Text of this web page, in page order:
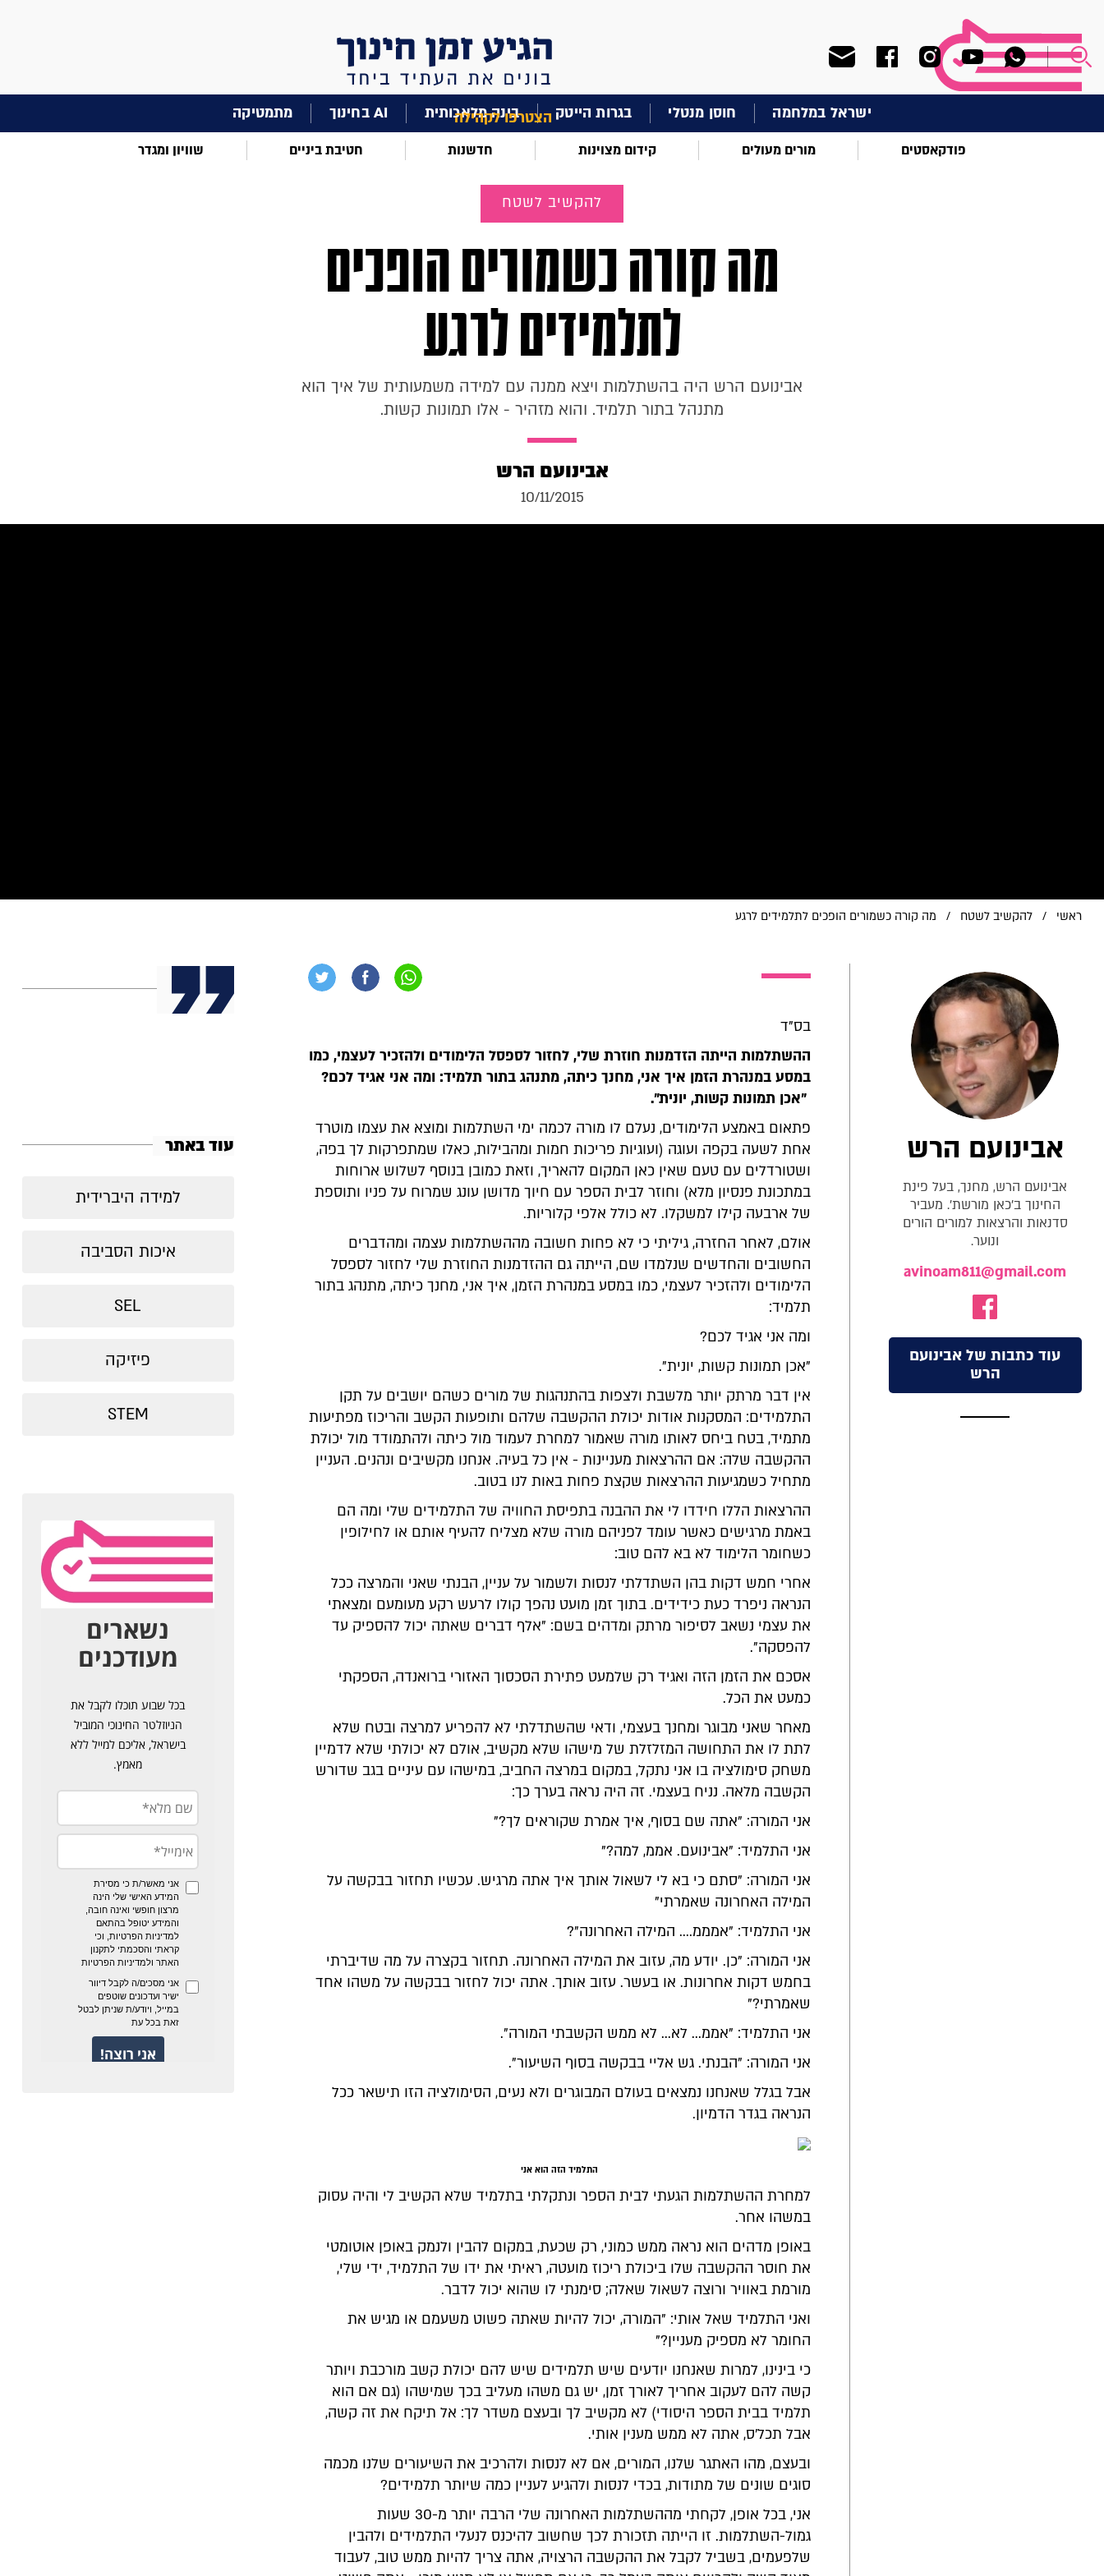
הצטרפו לקהילה ישראל במלחמה חוסן מנטלי בגרות הייטק בינה מלאכותית AI בחינוך מתמטיקה
פודקאסטים מורים מעולים קידום מצוינות חדשנות חטיבת ביניים שוויון ומגדר
להקשיב לשטח
מה קורה כשמורים הופכים
לתלמידים לרגע
אבינועם הרש היה בהשתלמות ויצא ממנה עם למידה משמעותית של איך הוא
מתנהל בתור תלמיד. והוא מזהיר - אלו תמונות קשות.
אבינועם הרש
10/11/2015
ראשי / להקשיב לשטח / מה קורה כשמורים הופכים לתלמידים לרגע
בס"ד
ההשתלמות הייתה הזדמנות חוזרת שלי, לחזור לספסל הלימודים ולהזכיר לעצמי, כמו
במסע במנהרת הזמן איך אני, מחנך כיתה, מתנהג בתור תלמיד: ומה אני אגיד לכם?
"אכן תמונות קשות, יונית".
פתאום באמצע הלימודים, נעלם לו מורה לכמה ימי השתלמות ומוצא את עצמו מוטרד
אחת לשעה בקפה ועוגה (ועוגיות פריכות חמות ומהבילות, כאלו שמתפרקות לך בפה,
ושטורדלים עם טעם שאין כאן המקום להאריך, וזאת כמובן בנוסף לשלוש ארוחות
במתכונת פנסיון מלא) וחוזר לבית הספר עם חיוך מדושן עונג שמרוח על פניו ותוספת
של ארבעה קילו למשקלו. לא כולל אלפי קלוריות.
אולם, לאחר החזרה, גיליתי כי לא פחות חשובה מההשתלמות עצמה ומהדברים
החשובים והחדשים שנלמדו שם, הייתה גם ההזדמנות החוזרת שלי לחזור לספסל
הלימודים ולהזכיר לעצמי, כמו במסע במנהרת הזמן, איך אני, מחנך כיתה, מתנהג בתור
תלמיד:
ומה אני אגיד לכם?
"אכן תמונות קשות, יונית".
אין דבר מרתק יותר מלשבת ולצפות בהתנהגות של מורים כשהם יושבים על תקן
התלמידים: המסקנות אודות יכולת ההקשבה שלהם ותופעות הקשב והריכוז מפתיעות
מתמיד, בטח ביחס לאותו מורה שאמור למחרת לעמוד מול כיתה ולהתמודד מול יכולת
ההקשבה שלה: אם ההרצאות מעניינות - אין כל בעיה. אנחנו מקשיבים ונהנים. העניין
מתחיל כשמגיעות ההרצאות שקצת פחות באות לנו בטוב.
ההרצאות הללו חידדו לי את ההבנה בתפיסת החוויה של התלמידים שלי ומה הם
באמת מרגישים כאשר עומד לפניהם מורה שלא מצליח להעיף אותם או לחילופין
כשחומר הלימוד לא בא להם טוב:
אחרי חמש דקות בהן השתדלתי לנסות ולשמור על עניין, הבנתי שאני והמרצה ככל
הנראה ניפרד כעת כידידים. בתוך זמן מועט נהפך קולו לרעש רקע מעומעם ומצאתי
את עצמי נשאב לסיפור מרתק ומדהים בשם: "אלף דברים שאתה יכול להספיק עד
להפסקה".
אסכם את הזמן הזה ואגיד רק שלמעט פתירת הסכסוך האזורי ברואנדה, הספקתי
כמעט את הכל.
מאחר שאני מבוגר ומחנך בעצמי, ודאי שהשתדלתי לא להפריע למרצה ובטח שלא
לתת לו את התחושה המזלזלת של מישהו שלא מקשיב, אולם לא יכולתי שלא לדמיין
משחק סימולציה בו אני נתקל, במקום במרצה החביב, במישהו עם עיניים בגב שדורש
הקשבה מלאה. נניח בעצמי. זה היה נראה בערך כך:
אני המורה: "אתה שם בסוף, איך אמרת שקוראים לך?"
אני התלמיד: "אבינועם. אממ, למה?"
אני המורה: "סתם כי בא לי לשאול אותך איך אתה מרגיש. עכשיו תחזור בבקשה על
המילה האחרונה שאמרתי"
אני התלמיד: "אמממ.... המילה האחרונה"?
אני המורה: "כן. יודע מה, עזוב את המילה האחרונה. תחזור בקצרה על מה שדיברתי
בחמש דקות אחרונות. או בעשר. עזוב אותך. אתה יכול לחזור בבקשה על משהו אחד
שאמרתי?"
אני התלמיד: "אממ... לא... לא ממש הקשבתי המורה".
אני המורה: "הבנתי. גש אליי בבקשה בסוף השיעור".
אבל בגלל שאנחנו נמצאים בעולם המבוגרים ולא נעים, הסימולציה הזו תישאר ככל
הנראה בגדר הדמיון.
התלמיד הזה הוא אני
למחרת ההשתלמות הגעתי לבית הספר ונתקלתי בתלמיד שלא הקשיב לי והיה עסוק
במשהו אחר.
באופן מדהים הוא נראה ממש כמוני, רק שכעת, במקום להבין ולנמק באופן אוטומטי
את חוסר ההקשבה שלו ביכולת ריכוז מועטה, ראיתי את ידו של התלמיד, ידי שלי,
מורמת באוויר ורוצה לשאול שאלה; סימנתי לו שהוא יכול לדבר.
ואני התלמיד שאל אותי: "המורה, יכול להיות שאתה פשוט משעמם או מגיש את
החומר לא מספיק מעניין?"
כי בינינו, למרות שאנחנו יודעים שיש תלמידים שיש להם יכולת קשב מורכבת ויותר
קשה להם לעקוב אחריך לאורך זמן, יש גם משהו מעליב בכך שמישהו (גם אם הוא
תלמיד בבית הספר היסודי) לא מקשיב לך ובעצם משדר לך: אל תיקח את זה קשה,
אבל תכל'ס, אתה לא ממש מענין אותי.
ובעצם, מהו האתגר שלנו, המורים, אם לא לנסות ולהרכיב את השיעורים שלנו מכמה
סוגים שונים של מתודות, בכדי לנסות ולהגיע לעניין כמה שיותר תלמידים?
אני, בכל אופן, לקחתי מההשתלמות האחרונה שלי הרבה יותר מ-30 שעות
גמול-השתלמות. זו הייתה תזכורת לכך שחשוב להיכנס לנעלי התלמידים ולהבין
שלפעמים, בשביל לקבל את ההקשבה הרצויה, אתה צריך להיות ממש טוב, לעבוד
אבינועם הרש
אבינועם הרש, מחנך, בעל פינת
החינוך ב'כאן מורשת'. מעביר
סדנאות והרצאות למורים הורים
ונוער.
avinoam811@gmail.com
עוד כתבות של אבינועם
הרש
עוד באתר
למידה היברידית
איכות הסביבה
SEL
פיזיקה
STEM